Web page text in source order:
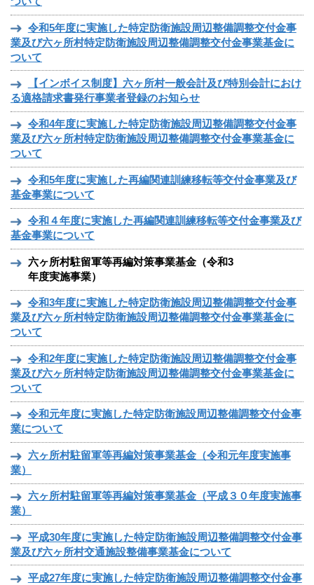
令和5年度に実施した特定防衛施設周辺整備調整交付金事
業及び六ヶ所村特定防衛施設周辺整備調整交付金事業基金に
ついて
【インボイス制度】六ヶ所村一般会計及び特別会計におけ
る適格請求書発行事業者登録のお知らせ
令和4年度に実施した特定防衛施設周辺整備調整交付金事
業及び六ヶ所村特定防衛施設周辺整備調整交付金事業基金に
ついて
令和5年度に実施した再編関連訓練移転等交付金事業及び
基金事業について
令和４年度に実施した再編関連訓練移転等交付金事業及び
基金事業について
六ヶ所村駐留軍等再編対策事業基金（令和3
年度実施事業）
令和3年度に実施した特定防衛施設周辺整備調整交付金事
業及び六ヶ所村特定防衛施設周辺整備調整交付金事業基金に
ついて
令和2年度に実施した特定防衛施設周辺整備調整交付金事
業及び六ヶ所村特定防衛施設周辺整備調整交付金事業基金に
ついて
令和元年度に実施した特定防衛施設周辺整備調整交付金事
業について
六ヶ所村駐留軍等再編対策事業基金（令和元年度実施事
業）
六ヶ所村駐留軍等再編対策事業基金（平成３０年度実施事
業）
平成30年度に実施した特定防衛施設周辺整備調整交付金事
業及び六ヶ所村交通施設整備事業基金について
平成27年度に実施した特定防衛施設周辺整備調整交付金事